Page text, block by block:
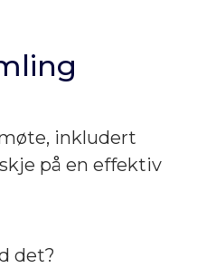
inkludert
på en effektiv
det?